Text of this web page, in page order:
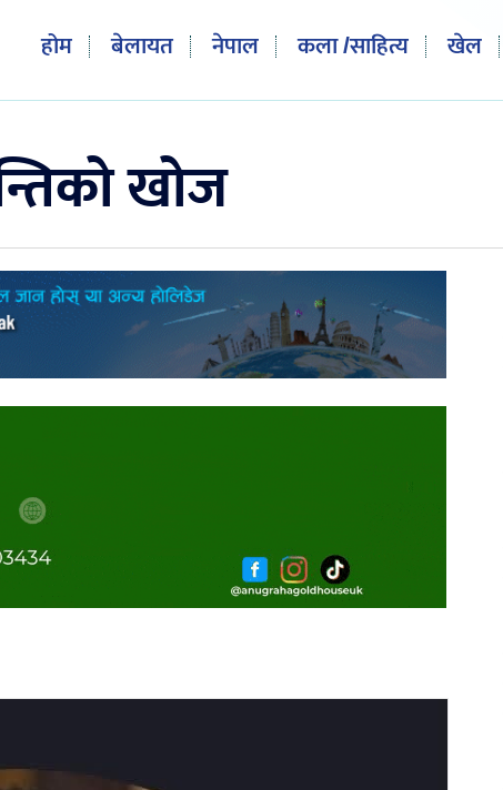
होम बेलायत नेपाल कला /साहित्य खेल
खोज